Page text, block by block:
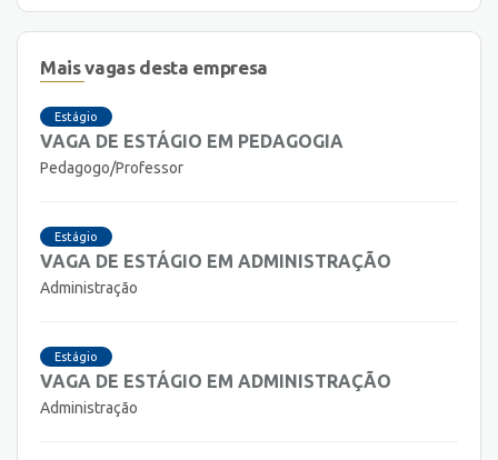
Mais vagas desta empresa
Estágio
VAGA DE ESTÁGIO EM PEDAGOGIA
Pedagogo/Professor
Estágio
VAGA DE ESTÁGIO EM ADMINISTRAÇÃO
Administração
Estágio
VAGA DE ESTÁGIO EM ADMINISTRAÇÃO
Administração